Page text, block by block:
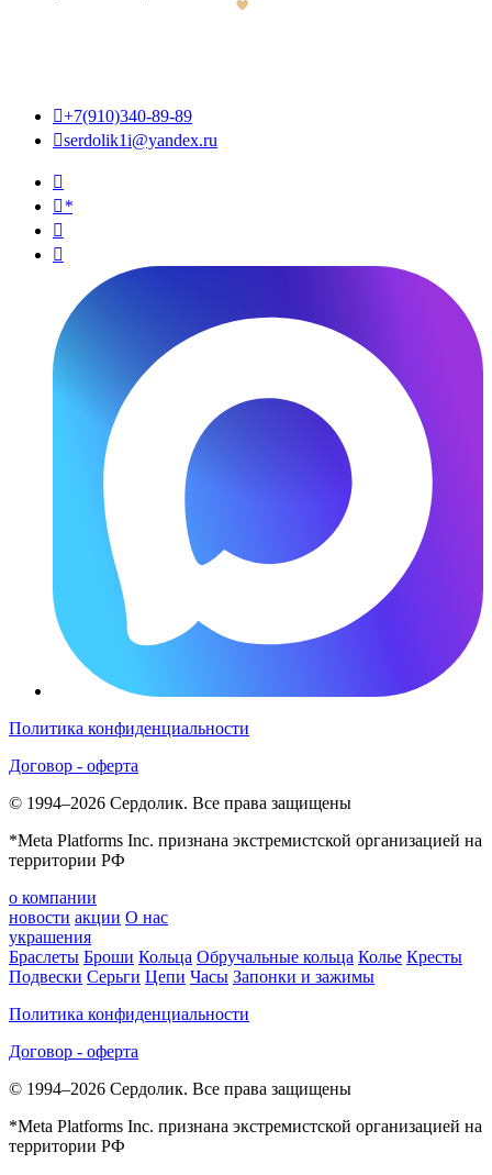
+7(910)340-89-89
serdolik1i@yandex.ru

*


Политика конфиденциальности
Договор - оферта
© 1994–2026 Сердолик. Все права защищены
*Meta Platforms Inc. признана экстремистской организацией на
территории РФ
о компании
новости акции О нас
украшения
Браслеты Броши Кольца Обручальные кольца Колье Кресты
Подвески Серьги Цепи Часы Запонки и зажимы
Политика конфиденциальности
Договор - оферта
© 1994–2026 Сердолик. Все права защищены
*Meta Platforms Inc. признана экстремистской организацией на
территории РФ